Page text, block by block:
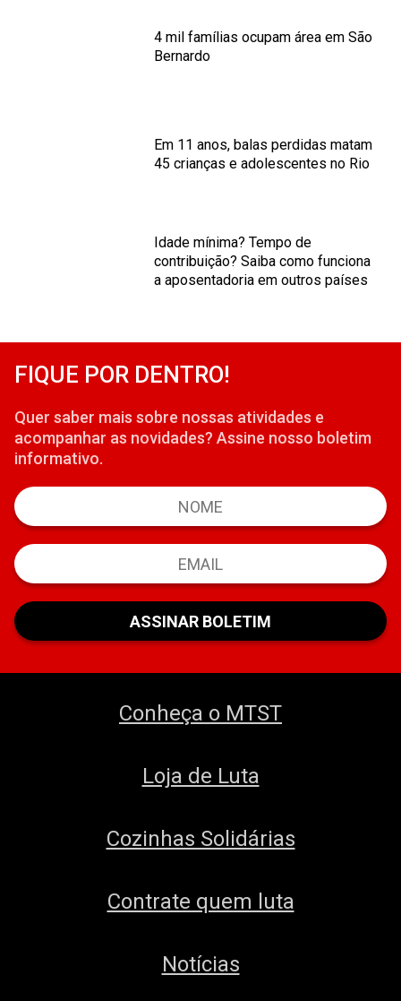
4 mil famílias ocupam área em São
Bernardo
Em 11 anos, balas perdidas matam
45 crianças e adolescentes no Rio
Idade mínima? Tempo de
contribuição? Saiba como funciona
a aposentadoria em outros países
FIQUE POR DENTRO!
Quer saber mais sobre nossas atividades e
acompanhar as novidades? Assine nosso boletim
informativo.
Conheça o MTST
Loja de Luta
Cozinhas Solidárias
Contrate quem luta
Notícias